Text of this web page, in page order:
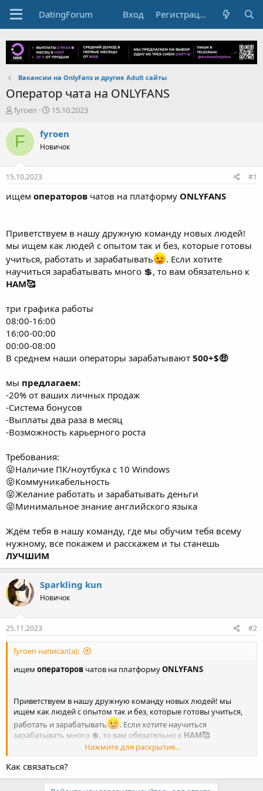
DatingForum Вход Регистрация
Вакансии на OnlyFans и другие Adult сайты
Оператор чата на ONLYFANS
А
в
т
о
р
т
е
м
ы
fyroen
Д
а
т
н
а
а
15.10.2023
F Новичок
15.10.2023
ищемоператоров
мы ищем как людей с опытом так и без, которые готовы
учиться, работать и зарабатывать
. Если хотите
научиться зарабатывать много 💲, то вам обязательно к
НАМ🥰
08:00-16:00
16:00-00:00
00:00-08:00
В среднем наши операторы зарабатывают
-20% от ваших личных продаж
-Система бонусов
-Выплаты два раза в месяц
-Возможность карьерного роста
😝Наличие ПК/ноутбука с 10 Windows
😝Коммуникабельность
😝Желание работать и зарабатывать деньги
😝Минимальное знание английского языка
нужному, все покажем и расскажем и ты станешь
ЛУЧШИМ
Sparkling kun
Новичок
25.11.2023
ищем операторов чатов на платформу
ищем как людей с опытом так и без, которые готовы учиться,
работать и зарабатывать
. Если хотите научиться
зарабатывать много 💲, то вам обязательно кНАМ🥰
три графика работы
16:00-00:00
В среднем наши операторы зарабатывают500+$🤑
Нажмите для раскрытия...
Войдите или зарегистрируйтесь для ответа.